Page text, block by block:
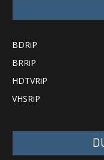
BDRiP
BRRiP
HDTVRiP
VHSRiP